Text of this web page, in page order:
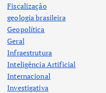
Fiscalização
geologia brasileira
Geopolítica
Geral
Infraestrutura
Inteligência Artificial
Internacional
Investigativa